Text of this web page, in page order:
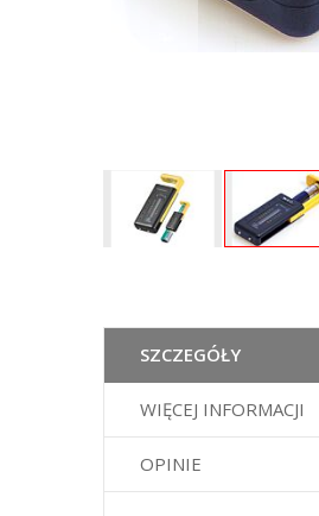
na
początekSZCZEGÓŁY
WIĘCEJ INFORMACJI
OPINIE